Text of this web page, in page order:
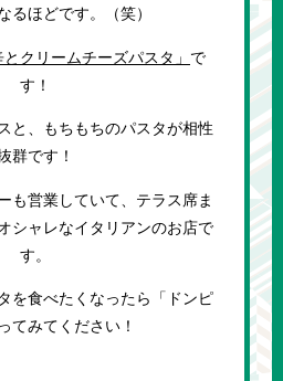
るほどです。（笑）
と クリームチーズパスタ 」 で
す！
と、もちもちのパスタが相性
群です！
も営業していて、テラス席ま
シャレなイタリアンのお店で
す。
を食べたくなったら「ドンピ
てみてください！